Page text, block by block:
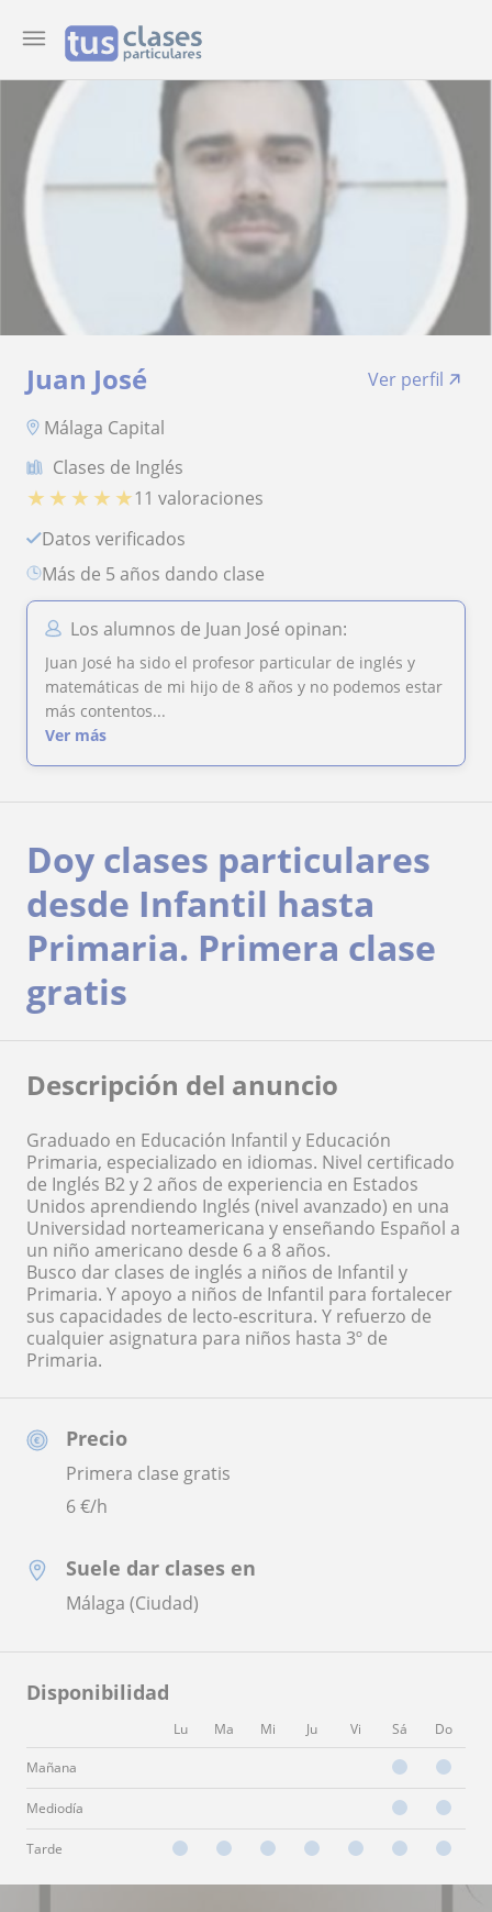
Juan José
Ver perfil
Málaga Capital
Clases de Inglés
★ ★ ★ ★ ★11 valoraciones
Datos verificados
más de 5 años dando clase
Los alumnos de Juan José opinan:
Juan José ha sido el profesor particular de inglés y
matemáticas de mi hijo de 8 años y no podemos estar
más contentos...
Ver más
Precio
Primera clase gratis
6€/h
Suele dar clases en
Málaga (Ciudad)
Disponibilidad
Lu Ma Mi Ju Vi Sá Do
Mañana
Mediodía
Tarde
Doy clases particulares
desde Infantil hasta
Primaria. Primera clase
gratis
Descripción del anuncio
Graduado en Educación Infantil y Educación
Primaria, especializado en idiomas. Nivel certificado
de Inglés B2 y 2 años de experiencia en Estados
Unidos aprendiendo Inglés (nivel avanzado) en una
Universidad norteamericana y enseñando Español a
un niño americano desde 6 a 8 años.
Busco dar clases de inglés a niños de Infantil y
Primaria. Y apoyo a niños de Infantil para fortalecer
sus capacidades de lecto-escritura. Y refuerzo de
cualquier asignatura para niños hasta 3º de
Primaria.